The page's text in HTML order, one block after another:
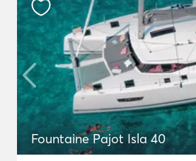
Fountaine Pajot Isla 40